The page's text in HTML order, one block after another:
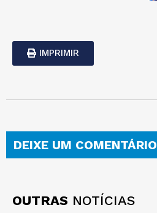
IMPRIMIR
DEIXE UM COMENTÁRIO
OUTRAS NOTÍCIAS